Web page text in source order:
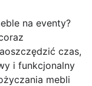
na eventy?
czas,
i funkcjonalny
mebli